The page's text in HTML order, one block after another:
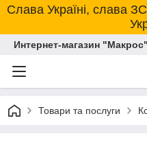
Слава Україні, слава
Интернет-магазин "Макрос"
Товари та послуги